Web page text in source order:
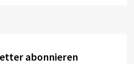
abonnieren